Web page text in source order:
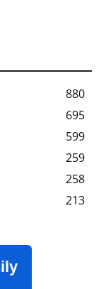
880
695
599
259
258
213